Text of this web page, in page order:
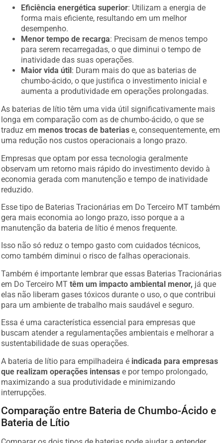
Eficiência energética superior: Utilizam a energia de
forma mais eficiente, resultando em um melhor
desempenho.
Menor tempo de recarga: Precisam de menos tempo
para serem recarregadas, o que diminui o tempo de
inatividade das suas operações.
Maior vida útil: Duram mais do que as baterias de
chumbo-ácido, o que justifica o investimento inicial e
aumenta a produtividade em operações prolongadas.
As baterias de lítio têm uma vida útil significativamente mais
longa em comparação com as de chumbo-ácido, o que se
traduz em menos trocas de baterias e, consequentemente, em
uma redução nos custos operacionais a longo prazo.
Empresas que optam por essa tecnologia geralmente
observam um retorno mais rápido do investimento devido à
economia gerada com manutenção e tempo de inatividade
reduzido.
Esse tipo de Baterias Tracionárias em Do Terceiro MT também
gera mais economia ao longo prazo, isso porque a a
manutenção da bateria de lítio é menos frequente.
Isso não só reduz o tempo gasto com cuidados técnicos,
como também diminui o risco de falhas operacionais.
Também é importante lembrar que essas Baterias Tracionárias
em Do Terceiro MTtêm um impacto ambiental menor, já que
elas não liberam gases tóxicos durante o uso, o que contribui
para um ambiente de trabalho mais saudável e seguro.
Essa é uma característica essencial para empresas que
buscam atender a regulamentações ambientais e melhorar a
sustentabilidade de suas operações.
A bateria de lítio para empilhadeira é indicada para empresas
que realizam operações intensas e por tempo prolongado,
maximizando a sua produtividade e minimizando
interrupções.
Comparação entre Bateria de Chumbo-Ácido e
Bateria de Lítio
Comparar os dois tipos de baterias pode ajudar a entender